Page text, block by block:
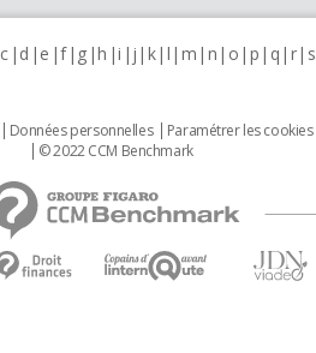
c d e f g h i j k l m n o p q r s
Données personnelles Paramétrer les cookies
© 2022 CCM Benchmark